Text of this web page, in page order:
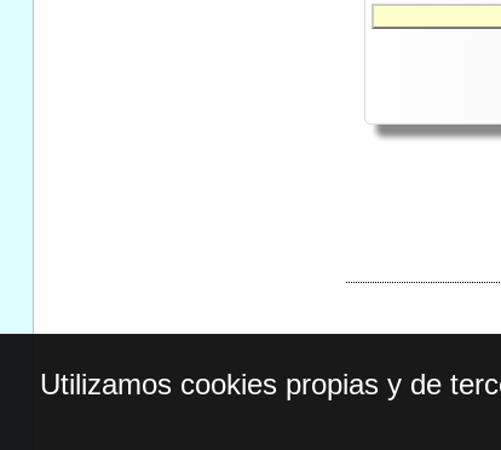
Utilizamos cookies propias y de